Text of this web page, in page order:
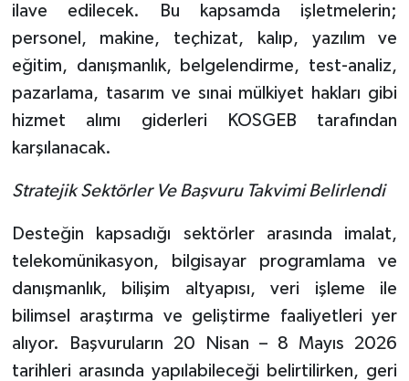
ilave edilecek. Bu kapsamda işletmelerin;
personel, makine, teçhizat, kalıp, yazılım ve
eğitim, danışmanlık, belgelendirme, test-analiz,
pazarlama, tasarım ve sınai mülkiyet hakları gibi
hizmet alımı giderleri KOSGEB tarafından
karşılanacak.
Stratejik Sektörler Ve Başvuru Takvimi Belirlendi
Desteğin kapsadığı sektörler arasında imalat,
telekomünikasyon, bilgisayar programlama ve
danışmanlık, bilişim altyapısı, veri işleme ile
bilimsel araştırma ve geliştirme faaliyetleri yer
alıyor. Başvuruların 20 Nisan – 8 Mayıs 2026
tarihleri arasında yapılabileceği belirtilirken, geri